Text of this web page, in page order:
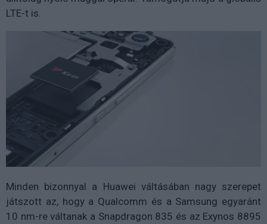
LTE-t is.
Minden bizonnyal a Huawei váltásában nagy szerepet
játszott az, hogy a Qualcomm és a Samsung egyaránt
10 nm-re váltanak a Snapdragon 835 és az Exynos 8895